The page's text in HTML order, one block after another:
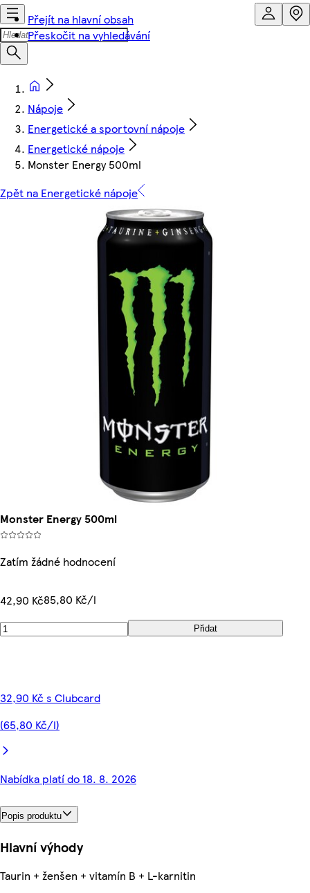
Přejít na hlavní obsah
Přeskočit na vyhledávání
Nápoje
Energetické a sportovní nápoje
Energetické nápoje
Monster Energy 500ml
Zpět na Energetické nápoje
Monster Energy 500ml
Zatím žádné hodnocení
42,90 Kč85,80 Kč/l
Přidat
32,90 Kč s Clubcard
(65,80 Kč/l)
Nabídka platí do 18. 8. 2026
Popis produktu
Hlavní výhody
Taurin + ženšen + vitamín B + L-karnitin